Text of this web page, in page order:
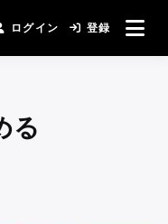
コスプレイヤ
コスプレ撮影
オがすぐ見つかる。コスプ
い味方！
ログイン 登録
る